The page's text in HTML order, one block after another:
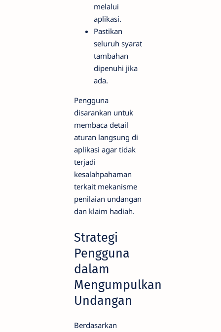
melalui
aplikasi.
Pastikan
seluruh syarat
tambahan
dipenuhi jika
ada.
Pengguna
disarankan untuk
membaca detail
aturan langsung di
aplikasi agar tidak
terjadi
kesalahpahaman
terkait mekanisme
penilaian undangan
dan klaim hadiah.
Strategi
Pengguna
dalam
Mengumpulkan
Undangan
Berdasarkan